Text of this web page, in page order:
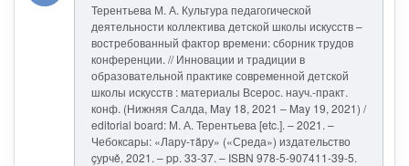
Терентьева М. А. Культура педагогической
деятельности коллектива детской школы искусств –
востребованный фактор времени: сборник трудов
конференции. // Инновации и традиции в
образовательной практике современной детской
школы искусств : материалы Всерос. науч.-практ.
конф. (Нижняя Салда, May 18, 2021 – May 19, 2021) /
editorial board: М. А. Терентьева [etc.]. – 2021. –
Чебоксары: «Лару-тăру» («Среда») издательство
çурчě, 2021. – pp. 33-37. – ISBN 978-5-907411-39-5.